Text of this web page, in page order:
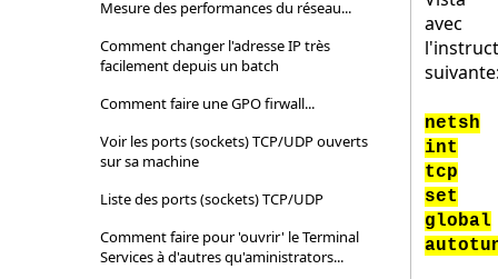
Mesure des performances du réseau...
Comment changer l'adresse IP très
facilement depuis un batch
Comment faire une GPO firwall...
Voir les ports (sockets) TCP/UDP ouverts
sur sa machine
Liste des ports (sockets) TCP/UDP
Comment faire pour 'ouvrir' le Terminal
Services à d'autres qu'aministrators...
avec
netsh
int
tcp
set
global